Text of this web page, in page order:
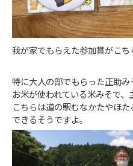
我が家でもらえた参加賞がこち
特に大人の部でもらった正助
お米が使われている米みそで、
こちらは道の駅むなかたやほ
できるそうですよ。